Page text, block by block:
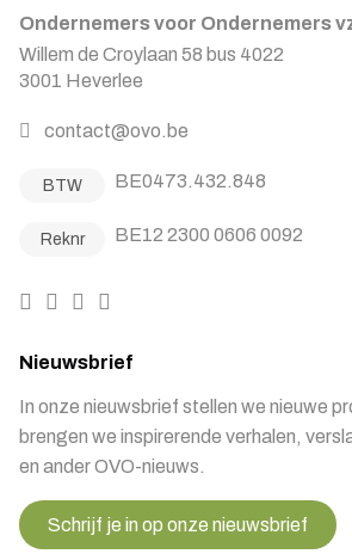
Ondernemers voor Ondernemers
Willem de Croylaan 58 bus 4022
3001 Heverlee
contact@ovo.be
BTW BE0473.432.848
Reknr BE12 2300 0606 0092
Nieuwsbrief
In onze nieuwsbrief stellen we nieuwe
brengen we inspirerende verhalen,
en ander OVO-nieuws.
Schrijf je in op onze nieuwsbrief